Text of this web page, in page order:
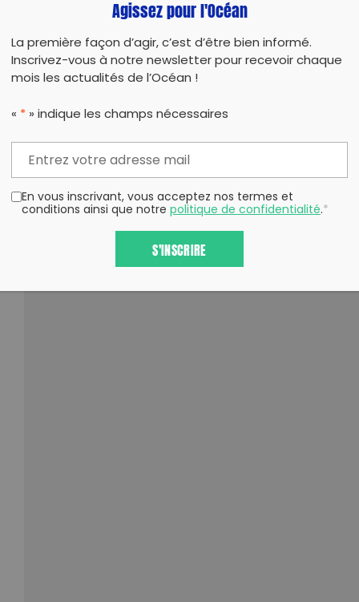
Agissez pour l'Océan
La première façon d’agir, c’est d’être bien informé.
Inscrivez-vous à notre newsletter pour recevoir chaque
mois les actualités de l’Océan !
« * » indique les champs nécessaires
En vous inscrivant, vous acceptez nos termes et
conditions ainsi que notre politique de confidentialité.*
S'INSCRIRE